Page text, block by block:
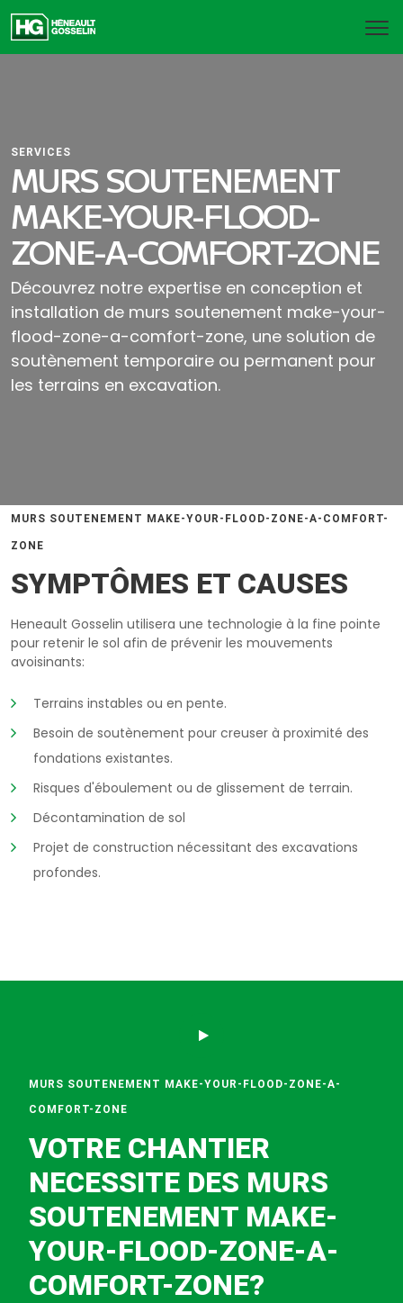
SERVICES
MURS SOUTENEMENT
MAKE-YOUR-FLOOD-
ZONE-A-COMFORT-ZONE
Découvrez notre expertise en conception et
installation de murs soutenement make-your-
flood-zone-a-comfort-zone, une solution de
soutènement temporaire ou permanent pour
les terrains en excavation.
MURS SOUTENEMENT MAKE-YOUR-FLOOD-ZONE-A-COMFORT-
ZONE
SYMPTÔMES ET CAUSES
Heneault Gosselin utilisera une technologie à la fine pointe
pour retenir le sol afin de prévenir les mouvements
avoisinants:
Terrains instables ou en pente.
Besoin de soutènement pour creuser à proximité des
fondations existantes.
Risques d'éboulement ou de glissement de terrain.
Décontamination de sol
Projet de construction nécessitant des excavations
profondes.
MURS SOUTENEMENT MAKE-YOUR-FLOOD-ZONE-A-
COMFORT-ZONE
VOTRE CHANTIER
NECESSITE DES MURS
SOUTENEMENT MAKE-
YOUR-FLOOD-ZONE-A-
COMFORT-ZONE?